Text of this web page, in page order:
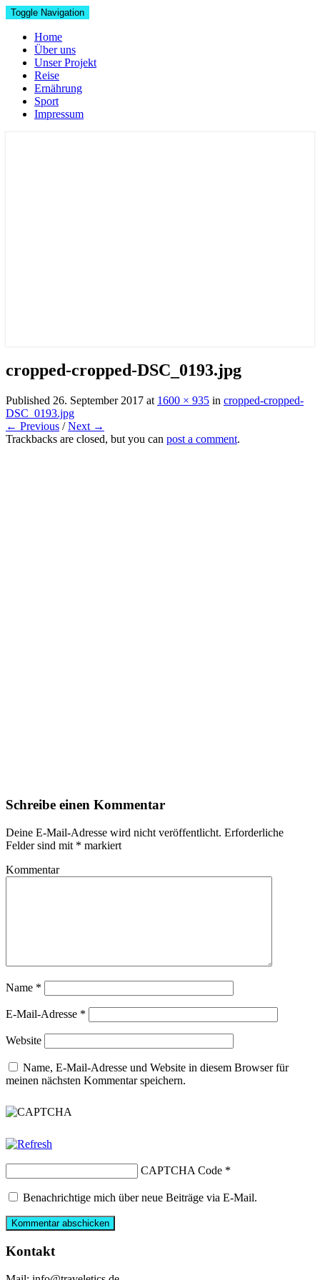
Toggle Navigation
Home
Über uns
Unser Projekt
Reise
Ernährung
Sport
Impressum
cropped-cropped-DSC_0193.jpg
Published 26. September 2017 at 1600 × 935 in cropped-cropped-
DSC_0193.jpg
← Previous /Next →
Trackbacks are closed, but you can post a comment.
Schreibe einen Kommentar
Deine E-Mail-Adresse wird nicht veröffentlicht. Erforderliche
Felder sind mit * markiert
Kommentar
Name *
E-Mail-Adresse *
Website
Name, E-Mail-Adresse und Website in diesem Browser für
meinen nächsten Kommentar speichern.
CAPTCHA Code *
Benachrichtige mich über neue Beiträge via E-Mail.
Kontakt